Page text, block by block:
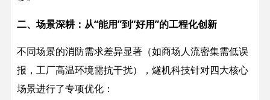
二、场景深耕：从“能用”到“好用”的工程化创新
不同场景的消防需求差异显著（如商场人流密集需低误
报，工厂高温环境需抗干扰），燧机科技针对四大核心
场景进行了专项优化：